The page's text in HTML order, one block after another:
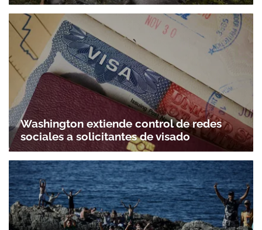
Washington extiende control de redes
sociales a solicitantes de visado